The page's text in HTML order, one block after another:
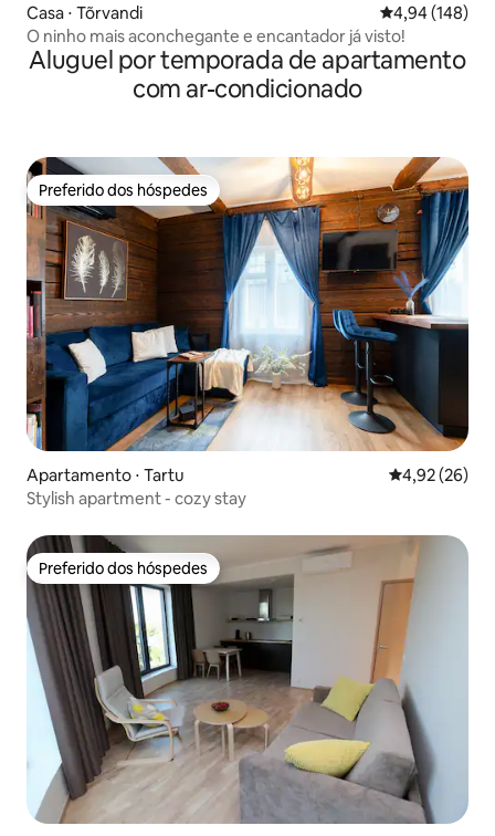
Casa ⋅ Tõrvandi 4,94 de uma
4,94 (148)
O ninho mais aconchegante e encantador já visto!
Aluguel por temporada de apartamento
com ar-condicionado
Preferido dos hóspedes
Preferido dos hóspedes
Apartamento ⋅ Tartu 4,92 de uma
4,92 (26)
Stylish apartment - cozy stay
Preferido dos hóspedes
Preferido dos hóspedes